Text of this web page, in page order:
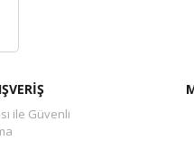
ile Güvenli